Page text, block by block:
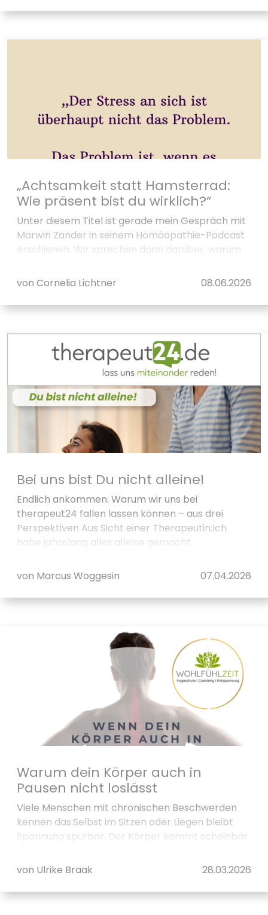
„Achtsamkeit statt Hamsterrad:
Wie präsent bist du wirklich?“
Unter diesem Titel ist gerade mein Gespräch mit
Marwin Zander in seinem Homöopathie-Podcast
erschienen. Wir sprechen darin darüber, warum
von Cornelia Lichtner
08.06.2026
Bei uns bist Du nicht alleine!
Endlich ankommen: Warum wir uns bei
therapeut24 fallen lassen können – aus drei
Perspektiven Aus Sicht einer Therapeutin:Ich
habe jahrelang alles alleine gemacht.
von Marcus Woggesin
07.04.2026
Warum dein Körper auch in
Pausen nicht loslässt
Viele Menschen mit chronischen Beschwerden
kennen das:Selbst im Sitzen oder Liegen bleibt
Spannung spürbar. Der Körper kommt scheinbar
von Ulrike Braak
28.03.2026